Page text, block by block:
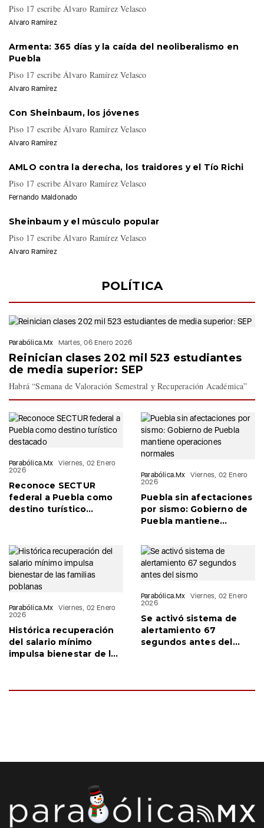
Piso 17 escribe Álvaro Ramírez Velasco
Alvaro Ramírez
Armenta: 365 días y la caída del neoliberalismo en
Puebla
Piso 17 escribe Álvaro Ramírez Velasco
Alvaro Ramírez
Con Sheinbaum, los jóvenes
Piso 17 escribe Álvaro Ramírez Velasco
Alvaro Ramírez
AMLO contra la derecha, los traidores y el Tío Richi
Piso 17 escribe Álvaro Ramírez Velasco
Fernando Maldonado
Sheinbaum y el músculo popular
Piso 17 escribe Álvaro Ramírez Velasco
Alvaro Ramírez
POLÍTICA
Parabólica.Mx Martes, 06 Enero 2026
Reinician clases 202 mil 523 estudiantes
de media superior: SEP
Habrá “Semana de Valoración Semestral y Recuperación Académica”
Parabólica.Mx
Viernes, 02 Enero
2026
Reconoce SECTUR
federal a Puebla como
destino turístico
Parabólica.Mx
Viernes, 02 Enero
2026
Puebla sin afectaciones
por sismo: Gobierno de
Puebla mantiene
Parabólica.Mx
Viernes, 02 Enero
2026
Histórica recuperación
del salario mínimo
impulsa bienestar de las
Parabólica.Mx
Viernes, 02 Enero
2026
Se activó sistema de
alertamiento 67
segundos antes del